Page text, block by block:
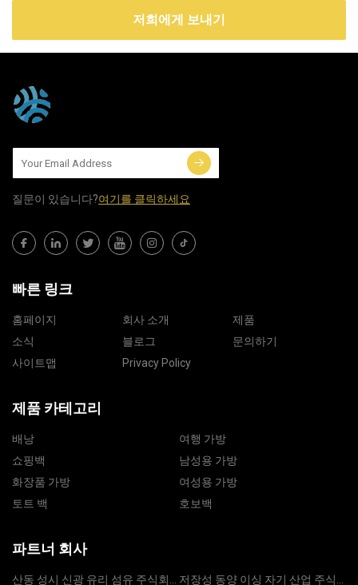
저희에게 보내기
질문이 있습니다?여기를 클릭하세요
빠른 링크
홈페이지 회사 소개
제품
소식
블로그
문의하기
사이트맵
Privacy Policy
제품 카테고리
배낭
여행 가방
쇼핑백
남성용 가방
화장품 가방
여성용 가방
토트 백
호보백
파트너 회사
산동 성시 신광 유리 섬유 주식회 저장성 동양 이싱 자기 산업 주식